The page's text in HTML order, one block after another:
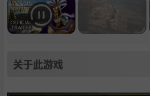
关于此游戏